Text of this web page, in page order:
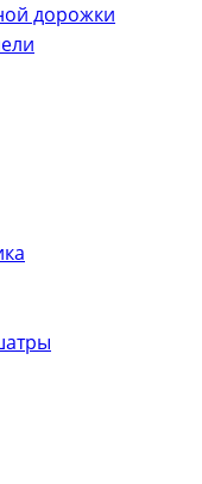
дорожки